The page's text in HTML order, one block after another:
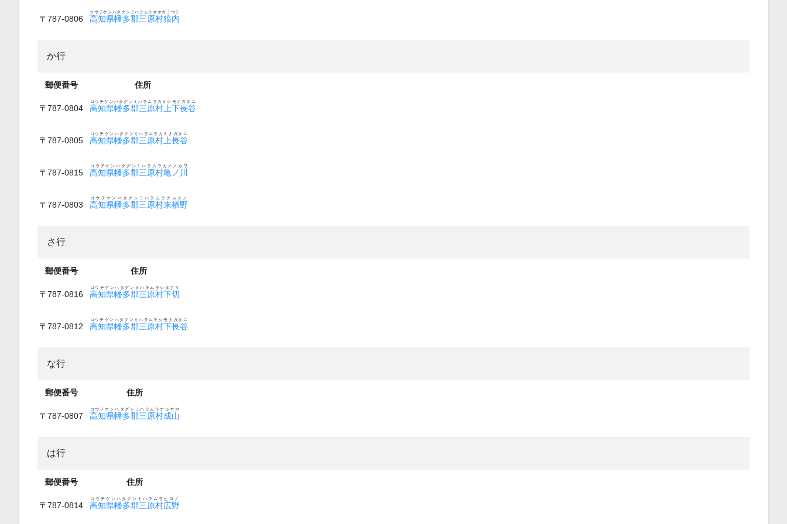
〒787-0806 高知県幡多郡三原村狼内
コウチケンハタグンミハラムラオオカミウチ
か行
郵便番号 住所
〒787-0804 高知県幡多郡三原村上下長谷
コウチケンハタグンミハラムラカミシモナガタニ
〒787-0805 高知県幡多郡三原村上長谷
コウチケンハタグンミハラムラカミナガタニ
〒787-0815 高知県幡多郡三原村亀ノ川
コウチケンハタグンミハラムラカメノカワ
〒787-0803 高知県幡多郡三原村来栖野
コウチケンハタグンミハラムラクルスノ
さ行
郵便番号 住所
〒787-0816 高知県幡多郡三原村下切
コウチケンハタグンミハラムラシタギリ
〒787-0812 高知県幡多郡三原村下長谷
コウチケンハタグンミハラムラシモナガタニ
な行
郵便番号 住所
〒787-0807 高知県幡多郡三原村成山
コウチケンハタグンミハラムラナルヤマ
は行
郵便番号 住所
〒787-0814 高知県幡多郡三原村広野
コウチケンハタグンミハラムラヒロノ